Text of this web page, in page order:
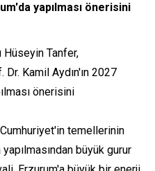
yapılması önerisini
Hüseyin Tanfer,
Kamil Aydın'ın 2027
önerisini
Cumhuriyet'in temellerinin
büyük gurur